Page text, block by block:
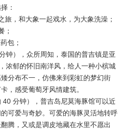
：
旅，和大象一起戏水，为大象洗澡；
；
包；
钟），众所周知，泰国的普吉镇是亚
浓郁的怀旧南洋风，给人一种小槟城
分布不一，仿佛来到彩虹的梦幻街
，感受葡萄牙风情建筑。
分钟），普吉岛尼莫海豚馆可以近
可爱与奇妙。可爱的海豚灵活地转呼
腾，又或是调皮地藏在水里不愿出